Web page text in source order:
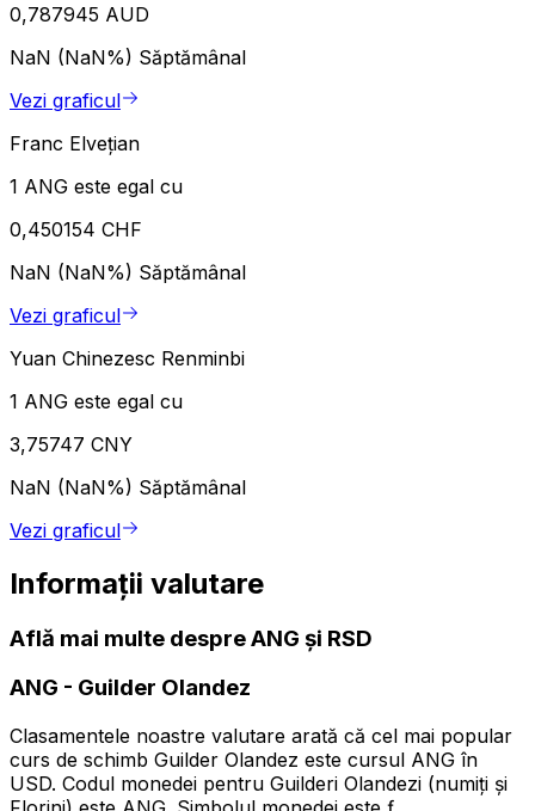
0,787945 AUD
NaN (NaN%) Săptămânal
Vezi graficul
Franc Elvețian
1 ANG este egal cu
0,450154 CHF
NaN (NaN%) Săptămânal
Vezi graficul
Yuan Chinezesc Renminbi
1 ANG este egal cu
3,75747 CNY
NaN (NaN%) Săptămânal
Vezi graficul
Informații valutare
Află mai multe despre ANG și RSD
ANG - Guilder Olandez
Clasamentele noastre valutare arată că cel mai popular
curs de schimb Guilder Olandez este cursul ANG în
USD. Codul monedei pentru Guilderi Olandezi (numiți și